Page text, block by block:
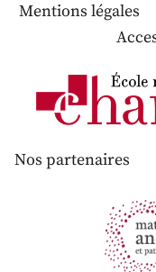
Mentions légales
Nos partenaires